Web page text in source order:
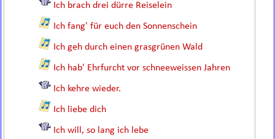
Ich brach drei dürre Reiselein
Ich fang' für euch den Sonnenschein
Ich geh durch einen grasgrünen Wald
Ich hab' Ehrfurcht vor schneeweissen Jahren
Ich kehre wieder.
Ich liebe dich
Ich will, so lang ich lebe